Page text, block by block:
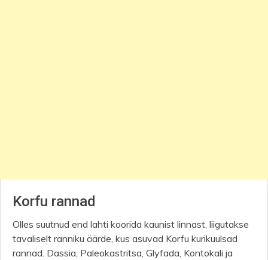
Korfu rannad
Olles suutnud end lahti koorida kaunist linnast, liigutakse
tavaliselt ranniku äärde, kus asuvad Korfu kurikuulsad
rannad. Dassia, Paleokastritsa, Glyfada, Kontokali ja